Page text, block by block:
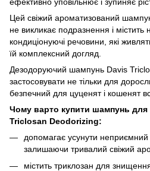
Цей свіжий ароматизований
не викликає подразнення і містить
кондиціонуючі речовини, які
їй комплексний догляд.
Дезодоруючий шампунь Davis
застосовувати не тільки для
безпечний для цуценят і кошенят
Чому варто купити шампунь для
Triclosan Deodorizing:
допомагає усунути неприємний
залишаючи тривалий свіжий
містить триклозан для